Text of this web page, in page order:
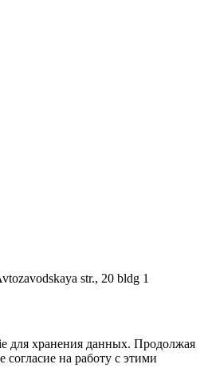
str., 20 bldg 1
для хранения данных. Продолжая
согласие на работу с этими